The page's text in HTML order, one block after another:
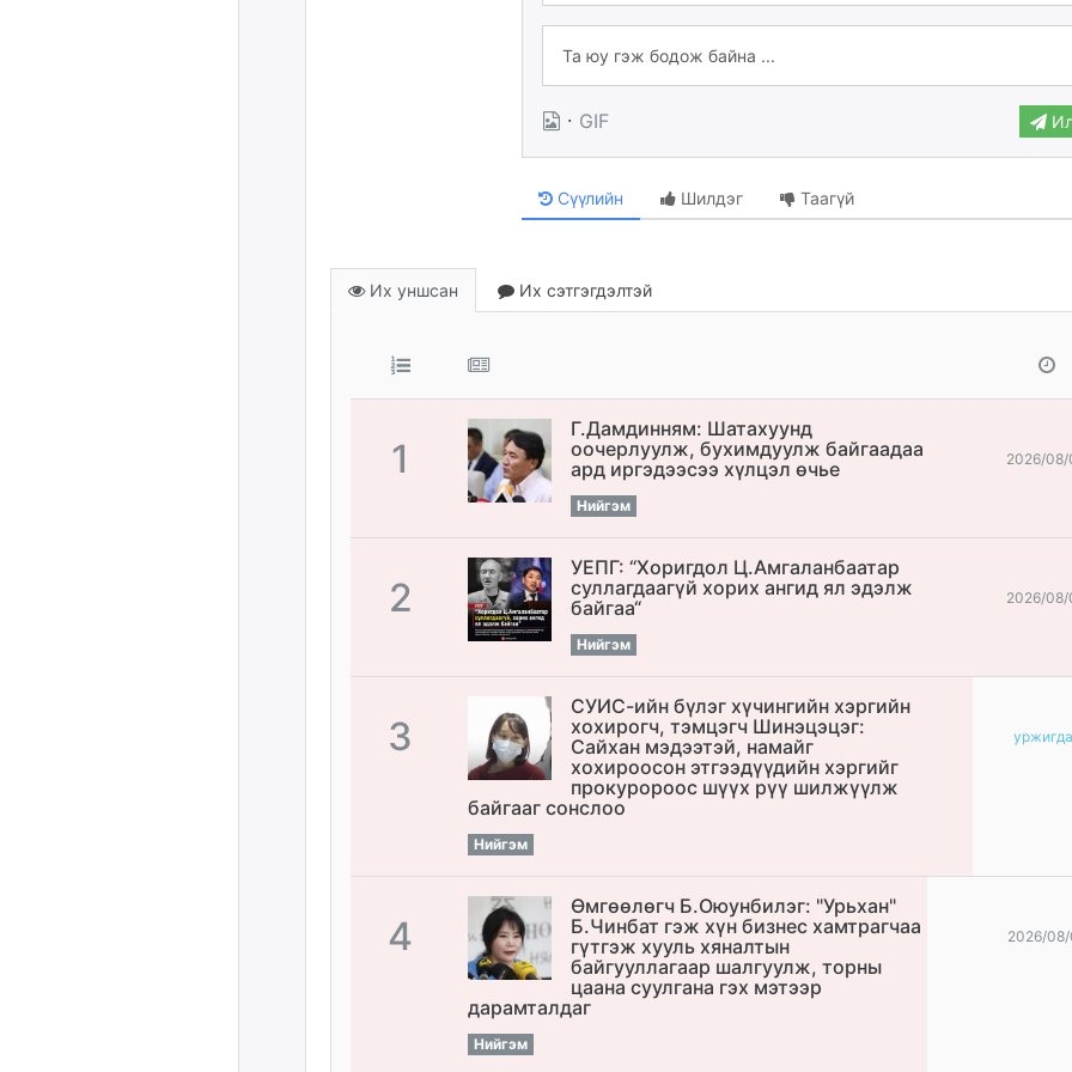
· GIF
Сүүлийн Шилдэг Таагүй
Их уншсан Их сэтгэгдэлтэй
1
Г.Дамдинням: Шатахуунд
оочерлуулж, бухимдуулж байгаадаа
ард иргэдээсээ хүлцэл өчье
Нийгэм
2026/
2
УЕПГ: “Хоригдол Ц.Амгаланбаатар
cуллагдаагүй хорих ангид ял эдэлж
байгаа“
Нийгэм
2026/
3
СУИС-ийн бүлэг хүчингийн хэргийн
хохирогч, тэмцэгч Шинэцэцэг:
Сайхан мэдээтэй, намайг
хохироосон этгээдүүдийн хэргийг
прокуророос шүүх рүү шилжүүлж
байгааг сонслоо
Нийгэм
4
Өмгөөлөгч Б.Оюунбилэг: "Урьхан"
Б.Чинбат гэж хүн бизнес хамтрагчаа
гүтгэж хууль хяналтын
байгууллагаар шалгуулж, торны
цаана суулгана гэх мэтээр
дарамталдаг
Нийгэм
2026/